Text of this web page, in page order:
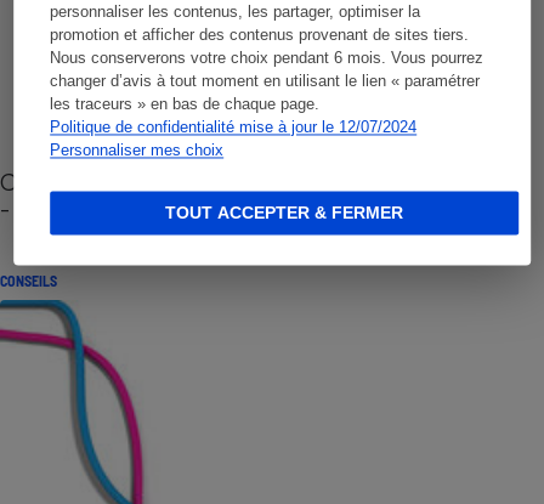
personnaliser les contenus, les partager, optimiser la
promotion et afficher des contenus provenant de sites tiers.
Nous conserverons votre choix pendant 6 mois. Vous pourrez
changer d’avis à tout moment en utilisant le lien « paramétrer
les traceurs » en bas de chaque page.
Politique de confidentialité mise à jour le 12/07/2024
Personnaliser mes choix
TOUT ACCEPTER & FERMER
Cafetière à capsules zéro déchet CoffeeB (vidéo)
- Premières impressions
CONSEILS